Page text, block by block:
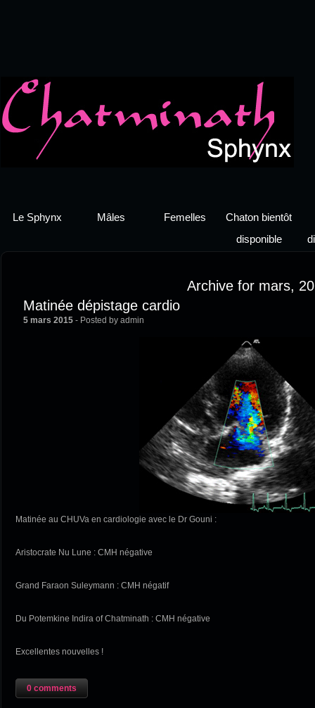
Le Sphynx Mâles Femelles
Chaton bientôt
disponible
Archive for mars,
Matinée dépistage cardio
5 mars 2015- Posted by admin
Matinée au CHUVa en cardiologie avec le Dr Gouni :
Aristocrate Nu Lune : CMH négative
Grand Faraon Suleymann : CMH négatif
Du Potemkine Indira of Chatminath : CMH négative
Excellentes nouvelles !
0 comments